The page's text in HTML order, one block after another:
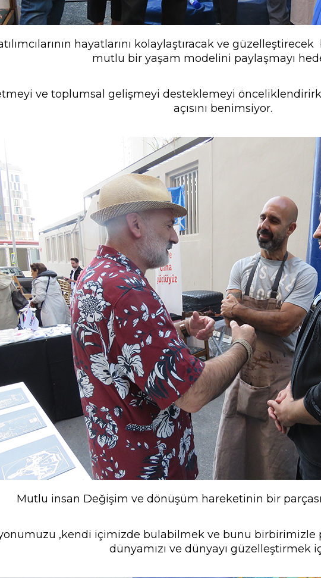
hayatlarını kolaylaştıracak ve
mutlu bir yaşam modelini paylaşmayı
ve toplumsal gelişmeyi desteklemeyi
açısını benimsiyor.
Mutlu insan Değişim ve dönüşüm hareketinin bir
,kendi içimizde bulabilmek ve bunu birbirimizle
dünyamızı ve dünyayı güzelleştirmek